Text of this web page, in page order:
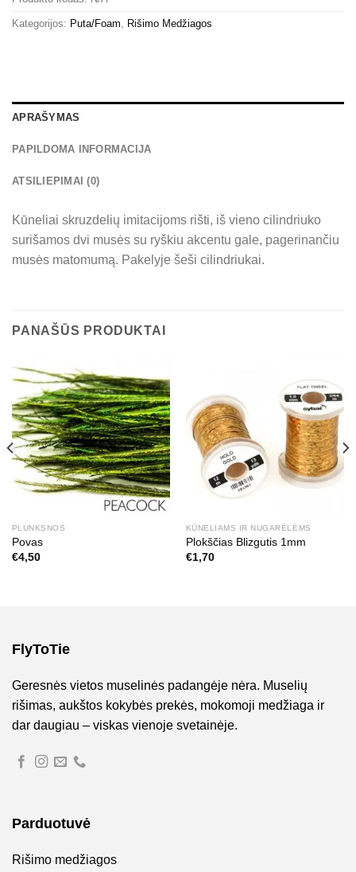
Kategorijos: Puta/Foam, Rišimo Medžiagos
APRAŠYMAS
PAPILDOMA INFORMACIJA
ATSILIEPIMAI (0)
Kūneliai skruzdelių imitacijoms rišti, iš vieno cilindriuko
surišamos dvi musės su ryškiu akcentu gale, pagerinančiu
musės matomumą. Pakelyje šeši cilindriukai.
PANAŠŪS PRODUKTAI
PLUNKSNOS
Povas
€4,50
KŪNELIAMS IR NUGARĖLĖMS
Plokščias Blizgutis 1mm
€1,70
FlyToTie
Geresnės vietos muselinės padangėje nėra. Muselių
rišimas, aukštos kokybės prekės, mokomoji medžiaga ir
dar daugiau – viskas vienoje svetainėje.
Parduotuvė
Rišimo medžiagos